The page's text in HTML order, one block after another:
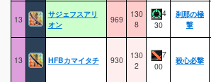
13
サジェフスアリ
オン
969
130
8
4
30
刹那の極
撃
13 HFBカマイタチ 930
130
2
7
00
殺心必撃